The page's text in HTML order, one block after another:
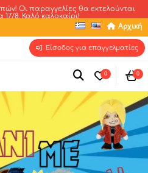
Οι παραγγελίες θα εκτελούνται
8. Καλό καλοκαίρι!
Είσοδος για επαγγελματίες
Αρχική
0 0